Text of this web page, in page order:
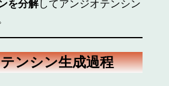
を分解してアンジオテンシン
ンシン生成過程